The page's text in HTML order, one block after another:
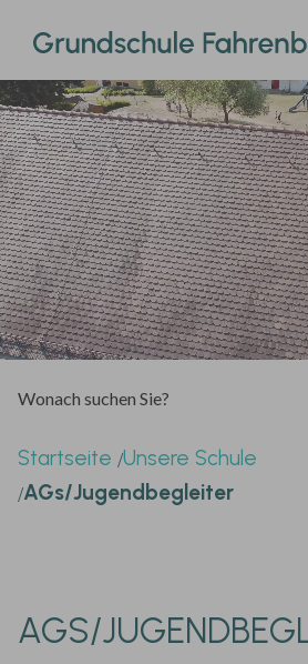
Startseite Unsere Schule
AGs/Jugendbegleiter
AGS/